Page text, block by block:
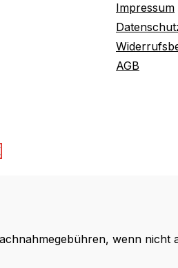
Impressum
AGB
wenn nicht